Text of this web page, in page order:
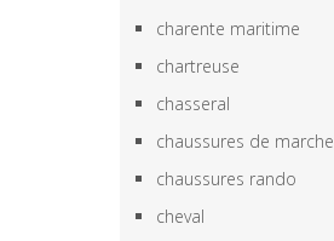
charente maritime
chartreuse
chasseral
chaussures de marche
chaussures rando
cheval